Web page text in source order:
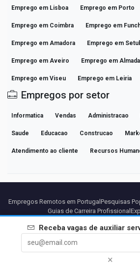
Emprego em Lisboa Emprego em Porto
Emprego em Coimbra Emprego em
Emprego em Amadora Emprego em
Emprego em Aveiro Emprego em Almada
Emprego em Viseu Emprego em Leiria
Empregos por setor
Informatica Vendas Administracao
Saude Educacao Construcao
Atendimento ao cliente Recursos
Receba vagas de auxiliar
×
Empregos Remotos em Portugal Pesquisas
Guias de Carreira Profissional
ParceirosAviso legalPrivacidade
Cancelar Premium
© 2026 BEBEE PLATFORM SL - ID